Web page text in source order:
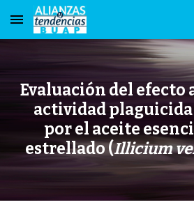
Skip to main content
Evaluación del efecto
actividad
por el aceite
estrellado (Illicium